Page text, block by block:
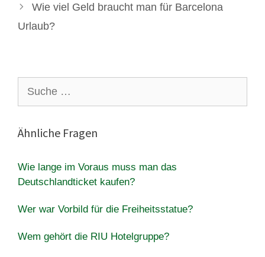
Wie viel Geld braucht man für Barcelona
Urlaub?
nach:
Ähnliche Fragen
Wie lange im Voraus muss man das
Deutschlandticket kaufen?
Wer war Vorbild für die Freiheitsstatue?
Wem gehört die RIU Hotelgruppe?